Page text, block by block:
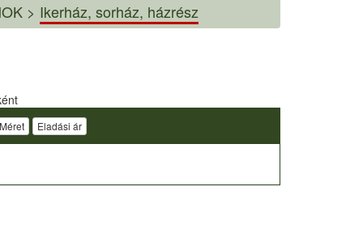
> Ikerház, sorház, házrész
Méret Eladási ár